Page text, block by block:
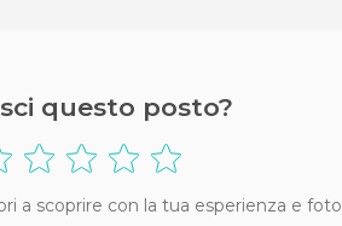
questo posto?
a scoprire con la tua esperienza e foto